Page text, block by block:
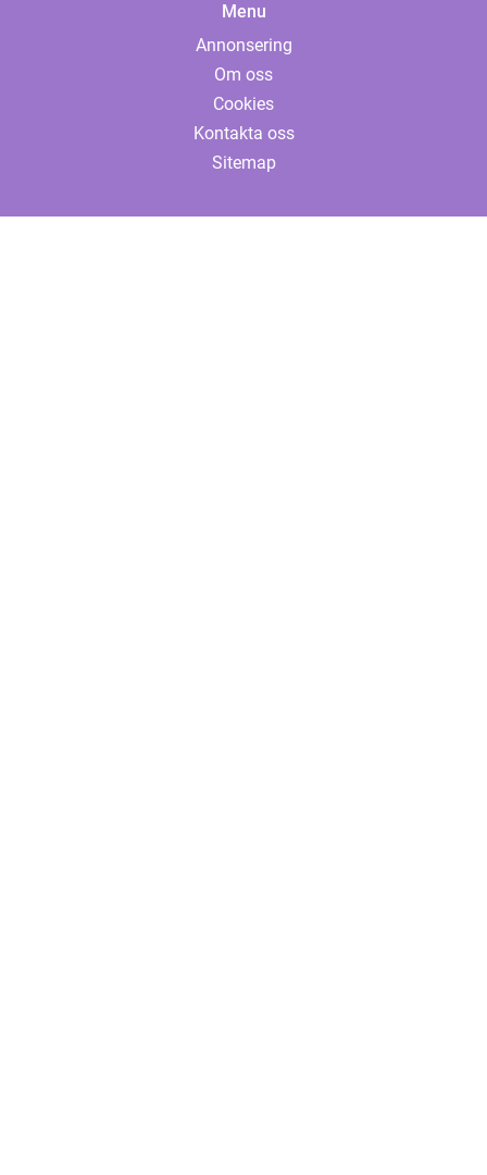
Menu
Annonsering
Om oss
Cookies
Kontakta oss
Sitemap